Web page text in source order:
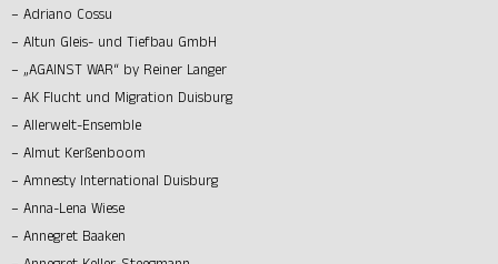
– Adriano Cossu
– Altun Gleis- und Tiefbau GmbH
– „AGAINST WAR“ by Reiner Langer
– AK Flucht und Migration Duisburg
– Allerwelt-Ensemble
– Almut Kerßenboom
– Amnesty International Duisburg
– Anna-Lena Wiese
– Annegret Baaken